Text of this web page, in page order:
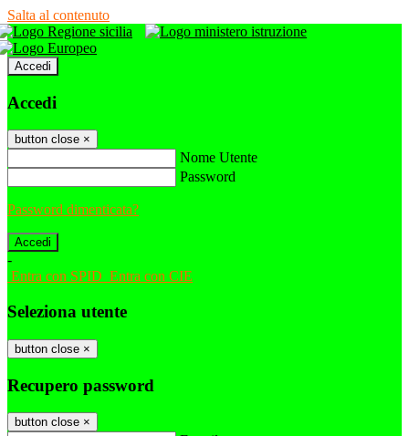
Salta al contenuto
Accedi
Accedi
button close ×
Nome Utente
Password
Password dimenticata?
-
Entra con SPID Entra con CIE
Seleziona utente
button close ×
Recupero password
button close ×